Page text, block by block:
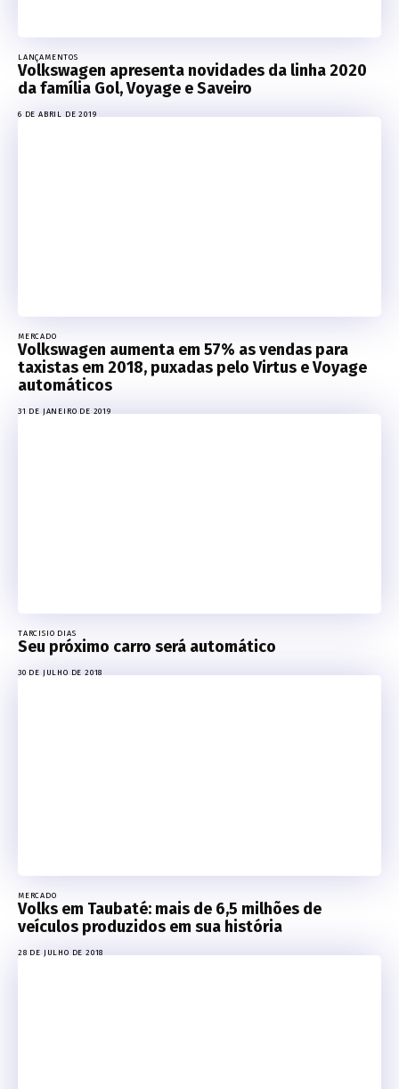
LANÇAMENTOS
Volkswagen apresenta novidades da linha 2020
da família Gol, Voyage e Saveiro
6 DE ABRIL DE 2019
MERCADO
Volkswagen aumenta em 57% as vendas para
taxistas em 2018, puxadas pelo Virtus e Voyage
automáticos
31 DE JANEIRO DE 2019
TARCISIO DIAS
Seu próximo carro será automático
30 DE JULHO DE 2018
MERCADO
Volks em Taubaté: mais de 6,5 milhões de
veículos produzidos em sua história
28 DE JULHO DE 2018